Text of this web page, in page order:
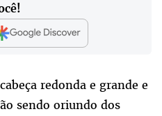
redonda e grande e
sendo oriundo dos